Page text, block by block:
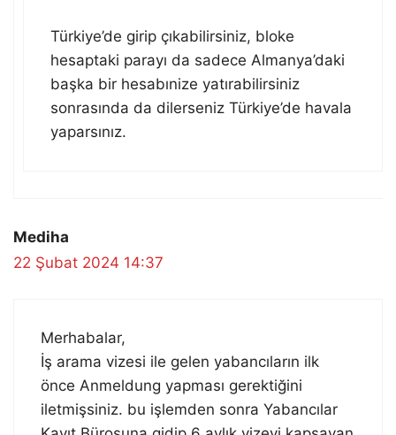
Türkiye’de girip çıkabilirsiniz, bloke
hesaptaki parayı da sadece Almanya’daki
başka bir hesabınize yatırabilirsiniz
sonrasında da dilerseniz Türkiye’de havala
yaparsınız.
Mediha
22 Şubat 2024 14:37
Merhabalar,
İş arama vizesi ile gelen yabancıların ilk
önce Anmeldung yapması gerektiğini
iletmişsiniz. bu işlemden sonra Yabancılar